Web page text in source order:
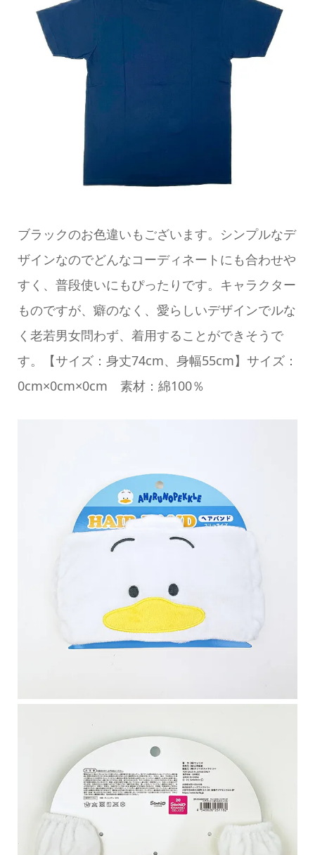
ブラックのお色違いもございます。シンプルなデ
ザインなのでどんなコーディネートにも合わせや
すく、普段使いにもぴったりです。キャラクター
ものですが、癖のなく、愛らしいデザインでルな
く老若男女問わず、着用することができそうで
す。【サイズ：身丈74cm、身幅55cm】サイズ：
0cm×0cm×0cm 素材：綿100％